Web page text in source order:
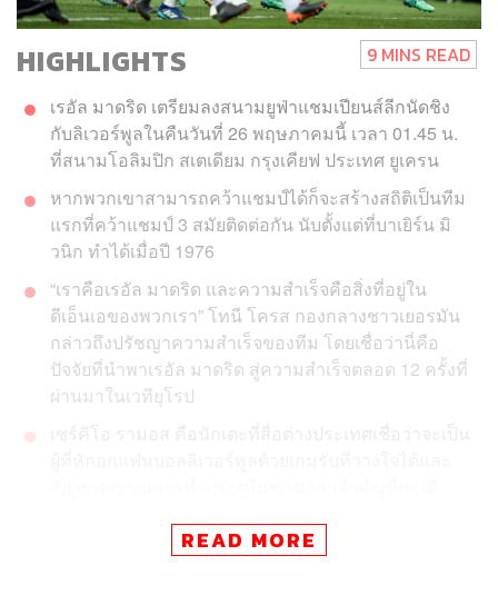
HIGHLIGHTS 9 MINS READ
เรอัล มาดริด เตรียมลงสนามยูฟ่าแชมเปียนส์ลีกนัดชิง
กับลิเวอร์พูลในคืนวันที่ 26 พฤษภาคมนี้ เวลา 01.45 น.
ที่สนามโอลิมปิก สเตเดียม กรุงเคียฟ ประเทศ ยูเครน
หากพวกเขาสามารถคว้าแชมป์ได้ก็จะสร้างสถิติเป็นทีม
แรกที่คว้าแชมป์ 3 สมัยติดต่อกัน นับตั้งแต่ที่บาเยิร์น มิ
วนิก ทำได้เมื่อปี 1976
“เราคือเรอัล มาดริด และความสำเร็จคือสิ่งที่อยู่ใน
ดีเอ็นเอของพวกเรา​” โทนี โครส กองกลางชาวเยอรมัน
กล่าวถึงปรัชญาความสำเร็จของทีม โดยเชื่อว่านี่คือ
ปัจจัยที่นำพาเรอัล มาดริด สู่ความสำเร็จตลอด 12 ครั้งที่
ผ่านมาในเวทียุโรป
วันเสาร์ที่ 26 พฤษภาคมนี้แล้วที่ฟุตบอลถ้วยรายการใหญ่ที่สุด
READ MORE